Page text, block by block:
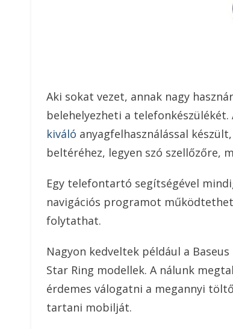
Aki sokat vezet, annak nagy
belehelyezheti a
kiváló anyagfelhasználással
beltéréhez, legyen szó szellőzőre,
Egy telefontartó segítségével
navigációs programot
folytathat.
Nagyon kedveltek például a
Star Ring modellek. A nálunk
érdemes válogatni a megannyi
tartani mobilját.